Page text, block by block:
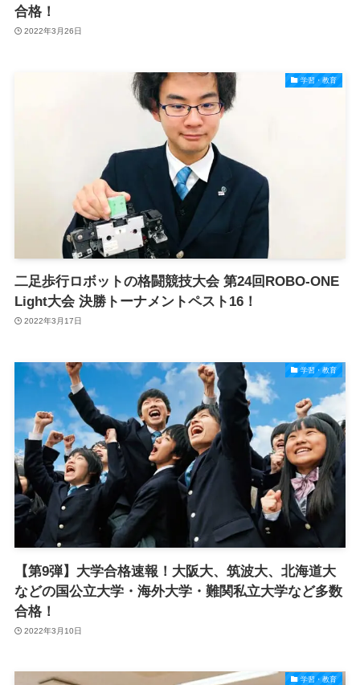
合格！
2022年3月26日
学習・教育
二足歩行ロボットの格闘競技大会 第24回ROBO-ONE
Light大会 決勝トーナメントペスト16！
2022年3月17日
学習・教育
【第9弾】大学合格速報！大阪大、筑波大、北海道大
などの国公立大学・海外大学・難関私立大学など多数
合格！
2022年3月10日
学習・教育